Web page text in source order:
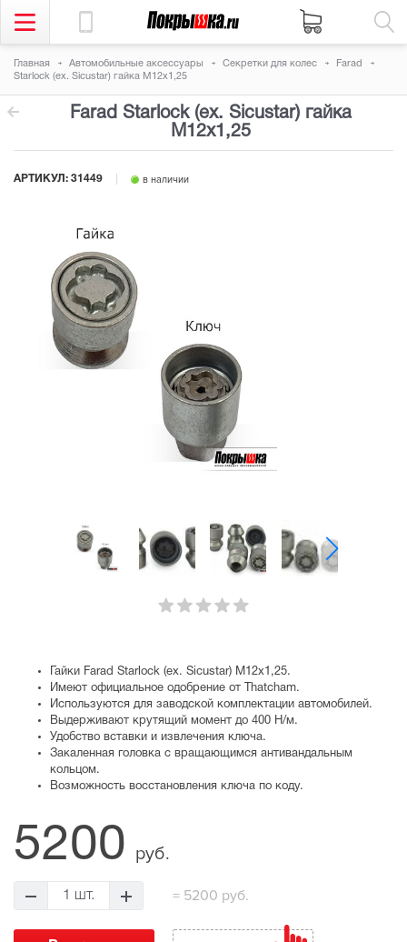
Главная Автомобильные аксессуары Секретки для колес
Farad
Starlock (ex. Sicustar) гайка М12x1,25
Farad Starlock (ex. Sicustar) гайка
М12x1,25
АРТИКУЛ: 31449 в наличии
Гайки Farad Starlock (ex. Sicustar) М12x1,25.
Имеют официальное одобрение от Thatcham.
Используются для заводской комплектации автомобилей.
Выдерживают крутящий момент до 400 Н/м.
Удобство вставки и извлечения ключа.
Закаленная головка с вращающимся антивандальным
кольцом.
Возможность восстановления ключа по коду.
5200 руб.
= 5200 руб.